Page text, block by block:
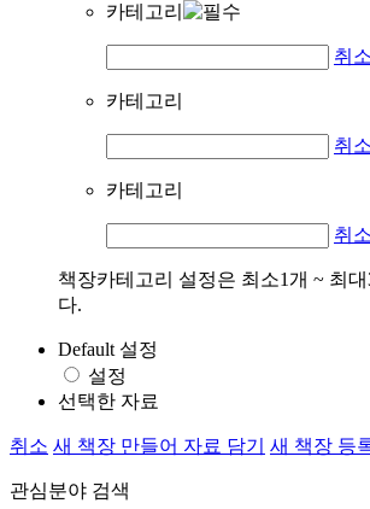
카테고리
취소
카테고리
취소
카테고리
취소
책장카테고리 설정은 최소1개 ~ 최
다.
Default 설정
설정
선택한 자료
취소 새 책장 만들어 자료 담기 새 책장 등
관심분야 검색